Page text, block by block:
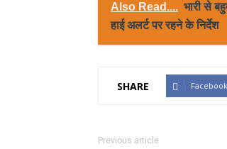
Also Read.... भारी से
हाई अलर्ट पर रहने के निर्देश
SHARE Facebook
Previous article